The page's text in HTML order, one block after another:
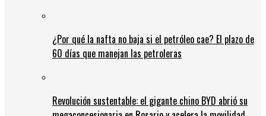
¿Por qué la nafta no baja si el petróleo cae? El plazo de
60 días que manejan las petroleras
Revolución sustentable: el gigante chino BYD abrió su